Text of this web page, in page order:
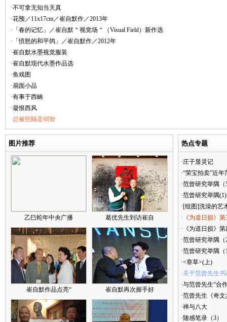
·不可拿无知当天真
·花预／11x17cm／崔自默作／2013年
·「春的记忆」／崔自默＂视觉场＂（Visual Field）新作选
·「愤怒的和平鸽」／崔自默作／2012年
·崔自默水墨视觉服装
·崔自默现代水墨作品选
·鱼戏图
·扇面小品
·有事于西畴
·凝恨西风
·总被照顾是弱智
图片推荐
乙巳蛇年中央广播 葛优先生到访崔自
崔自默作品点亮“ 崔自默再次握手好
热点专题
·庄子显灵记
·“荣宝拍卖”近
·范曾研究举隅（
·范曾研究举隅(1)
·[组图]洗澡的艺
·《为道日损》
·《为道日损》
·范曾研究举隅（
·范曾研究举隅（
·<章草>(上)
·关于范曾先生
·与范曾先生“合
·范曾先生《奇
·禅与八大
·随感笔录（3）